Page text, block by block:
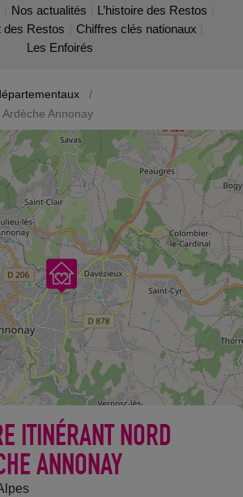
Nos actualités
L’histoire des Restos
des Restos
Chiffres clés nationaux
Les Enfoirés
/
Annonay
©
ITINÉRANT NORD
ANNONAY